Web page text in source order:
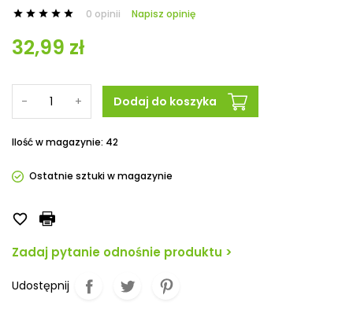
     0 opinii Napisz opinię
32,99 zł
- + Dodaj do koszyka
Ilość w magazynie: 42
Ostatnie sztuki w magazynie

Zadaj pytanie odnośnie produktu >
Udostępnij